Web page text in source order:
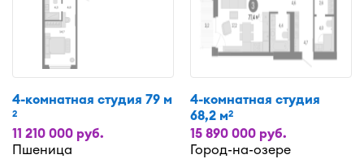
4-комнатная студия 79 м
2
11 210 000 руб.
Пшеница
4-комнатная студия
68,2 м2
15 890 000 руб.
Город-на-озере